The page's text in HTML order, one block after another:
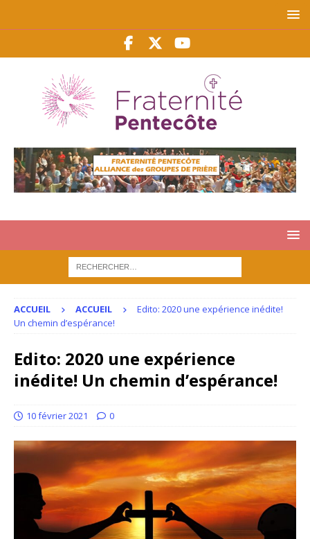
ACCUEIL ACCUEIL
Edito: 2020 une expérience inédite!
Un chemin d’espérance!
Edito: 2020 une expérience
inédite! Un chemin d’espérance!
10 février 2021 0